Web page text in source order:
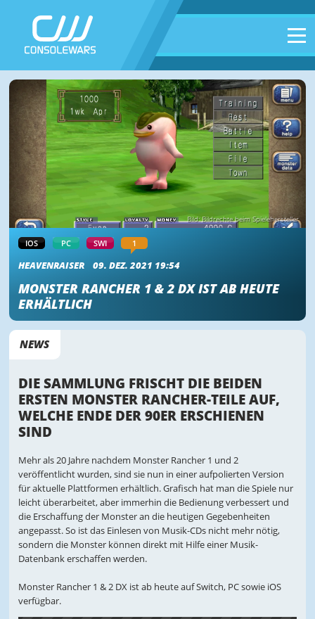
Bild: Bildrechte beim Spielehersteller
IOS PC SWI 1
HEAVENRAISER 09. DEZ. 2021 19:54
MONSTER RANCHER 1 & 2 DX IST AB HEUTE
ERHÄLTLICH
NEWS
DIE SAMMLUNG FRISCHT DIE BEIDEN
ERSTEN MONSTER RANCHER-TEILE AUF,
WELCHE ENDE DER 90ER ERSCHIENEN
SIND
Mehr als 20 Jahre nachdem Monster Rancher 1 und 2
veröffentlicht wurden, sind sie nun in einer aufpolierten Version
für aktuelle Plattformen erhältlich. Grafisch hat man die Spiele nur
leicht überarbeitet, aber immerhin die Bedienung verbessert und
die Erschaffung der Monster an die heutigen Gegebenheiten
angepasst. So ist das Einlesen von Musik-CDs nicht mehr nötig,
sondern die Monster können direkt mit Hilfe einer Musik-
Datenbank erschaffen werden.
Monster Rancher 1 & 2 DX ist ab heute auf Switch, PC sowie iOS
verfügbar.